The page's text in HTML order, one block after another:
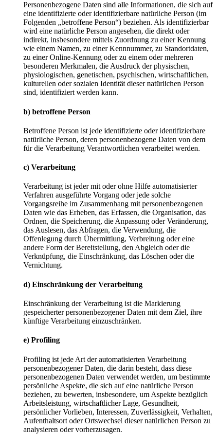
Personenbezogene Daten sind alle Informationen, die sich auf
eine identifizierte oder identifizierbare natürliche Person (im
Folgenden „betroffene Person“) beziehen. Als identifizierbar
wird eine natürliche Person angesehen, die direkt oder
indirekt, insbesondere mittels Zuordnung zu einer Kennung
wie einem Namen, zu einer Kennnummer, zu Standortdaten,
zu einer Online-Kennung oder zu einem oder mehreren
besonderen Merkmalen, die Ausdruck der physischen,
physiologischen, genetischen, psychischen, wirtschaftlichen,
kulturellen oder sozialen Identität dieser natürlichen Person
sind, identifiziert werden kann.
b) betroffene Person
Betroffene Person ist jede identifizierte oder identifizierbare
natürliche Person, deren personenbezogene Daten von dem
für die Verarbeitung Verantwortlichen verarbeitet werden.
c) Verarbeitung
Verarbeitung ist jeder mit oder ohne Hilfe automatisierter
Verfahren ausgeführte Vorgang oder jede solche
Vorgangsreihe im Zusammenhang mit personenbezogenen
Daten wie das Erheben, das Erfassen, die Organisation, das
Ordnen, die Speicherung, die Anpassung oder Veränderung,
das Auslesen, das Abfragen, die Verwendung, die
Offenlegung durch Übermittlung, Verbreitung oder eine
andere Form der Bereitstellung, den Abgleich oder die
Verknüpfung, die Einschränkung, das Löschen oder die
Vernichtung.
d) Einschränkung der Verarbeitung
Einschränkung der Verarbeitung ist die Markierung
gespeicherter personenbezogener Daten mit dem Ziel, ihre
künftige Verarbeitung einzuschränken.
e) Profiling
Profiling ist jede Art der automatisierten Verarbeitung
personenbezogener Daten, die darin besteht, dass diese
personenbezogenen Daten verwendet werden, um bestimmte
persönliche Aspekte, die sich auf eine natürliche Person
beziehen, zu bewerten, insbesondere, um Aspekte bezüglich
Arbeitsleistung, wirtschaftlicher Lage, Gesundheit,
persönlicher Vorlieben, Interessen, Zuverlässigkeit, Verhalten,
Aufenthaltsort oder Ortswechsel dieser natürlichen Person zu
analysieren oder vorherzusagen.